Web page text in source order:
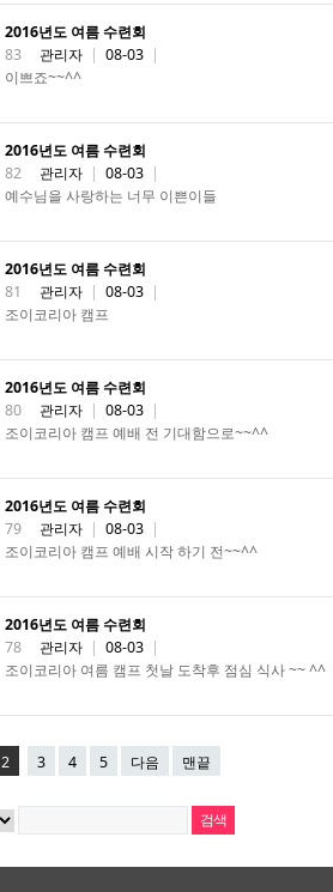
2016년도 여름 수련회
83
관리자 | 08-03 |
이쁘죠~~^^
2016년도 여름 수련회
82
관리자 | 08-03 |
예수님을 사랑하는 너무 이쁜이들
2016년도 여름 수련회
81
관리자 | 08-03 |
조이코리아 캠프
2016년도 여름 수련회
80
관리자 | 08-03 |
조이코리아 캠프 예배 전 기대함으로~~^^
2016년도 여름 수련회
79
관리자 | 08-03 |
조이코리아 캠프 예배 시작 하기 전~~^^
2016년도 여름 수련회
78
관리자 | 08-03 |
조이코리아 여름 캠프 첫날 도착후 점심 식사 ~~ ^^
2 3 4 5 다음 맨끝